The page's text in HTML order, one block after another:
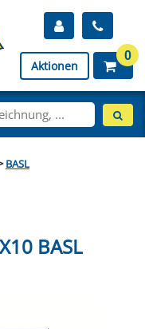
Aktionen
0
BASL
BASL